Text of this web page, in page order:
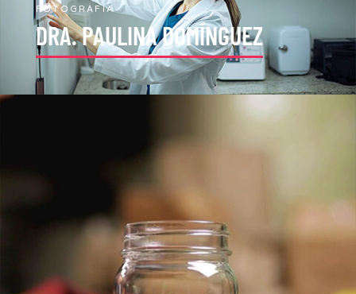
FOTOGRAFÍA
DRA. PAULINA DOMÍNGUEZ